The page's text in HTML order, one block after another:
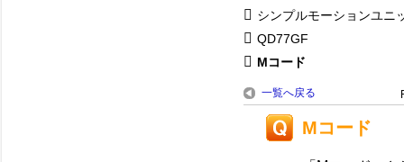
シンプルモーションユニ
QD77GF
Mコード
一覧へ戻る
Mコード